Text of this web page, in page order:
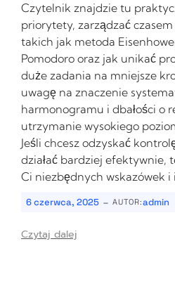
Czytelnik znajdzie tu
priorytety, zarządzać
takich jak metoda
Pomodoro oraz jak unikać
duże zadania na mniejsze
uwagę na znaczenie
harmonogramu i dbałości o
utrzymanie wysokiego
Jeśli chcesz odzyskać
działać bardziej efektywnie,
Ci niezbędnych wskazówek i
6 czerwca, 2025 - AUTOR:admin
Czytaj dalej